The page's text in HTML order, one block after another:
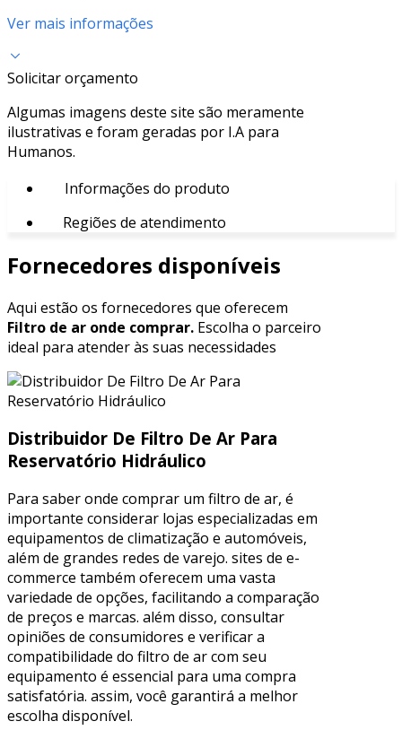
Ver mais informações
Solicitar orçamento
Algumas imagens deste site são meramente
ilustrativas e foram geradas por I.A para
Humanos.
Informações do produto
Regiões de atendimento
Fornecedores disponíveis
Aqui estão os fornecedores que oferecem
Filtro de ar onde comprar. Escolha o parceiro
ideal para atender às suas necessidades
Distribuidor De Filtro De Ar Para
Reservatório Hidráulico
Para saber onde comprar um filtro de ar, é
importante considerar lojas especializadas em
equipamentos de climatização e automóveis,
além de grandes redes de varejo. sites de e-
commerce também oferecem uma vasta
variedade de opções, facilitando a comparação
de preços e marcas. além disso, consultar
opiniões de consumidores e verificar a
compatibilidade do filtro de ar com seu
equipamento é essencial para uma compra
satisfatória. assim, você garantirá a melhor
escolha disponível.